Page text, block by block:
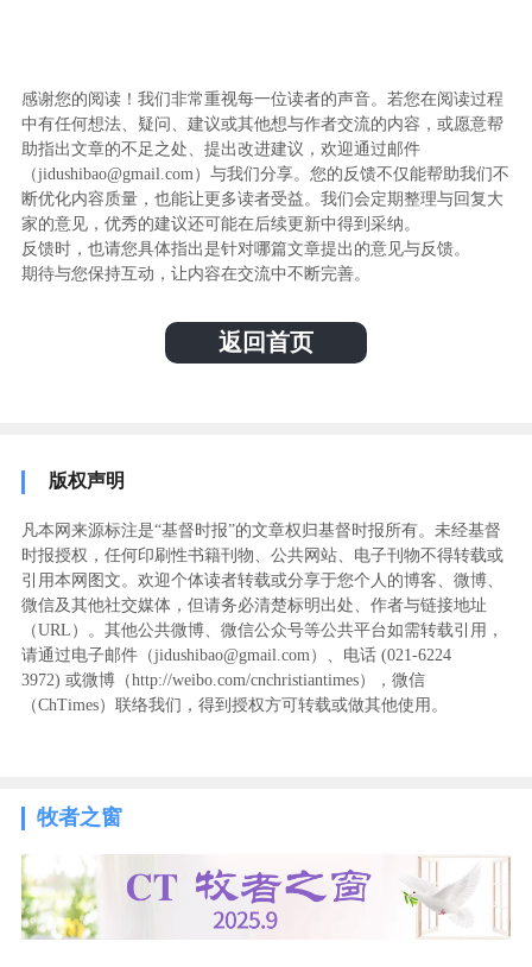
感谢您的阅读！我们非常重视每一位读者的声音。若您在阅读过程
中有任何想法、疑问、建议或其他想与作者交流的内容，或愿意帮
助指出文章的不足之处、提出改进建议，欢迎通过邮件
（jidushibao@gmail.com）与我们分享。您的反馈不仅能帮助我们不
断优化内容质量，也能让更多读者受益。我们会定期整理与回复大
家的意见，优秀的建议还可能在后续更新中得到采纳。
反馈时，也请您具体指出是针对哪篇文章提出的意见与反馈。
期待与您保持互动，让内容在交流中不断完善。
返回首页
版权声明
凡本网来源标注是“基督时报”的文章权归基督时报所有。未经基督
时报授权，任何印刷性书籍刊物、公共网站、电子刊物不得转载或
引用本网图文。欢迎个体读者转载或分享于您个人的博客、微博、
微信及其他社交媒体，但请务必清楚标明出处、作者与链接地址
（URL）。其他公共微博、微信公众号等公共平台如需转载引用，
请通过电子邮件（jidushibao@gmail.com）、电话 (021-6224
3972) ‬或微博（http://weibo.com/cnchristiantimes），微信
（ChTimes）联络我们，得到授权方可转载或做其他使用。
牧者之窗